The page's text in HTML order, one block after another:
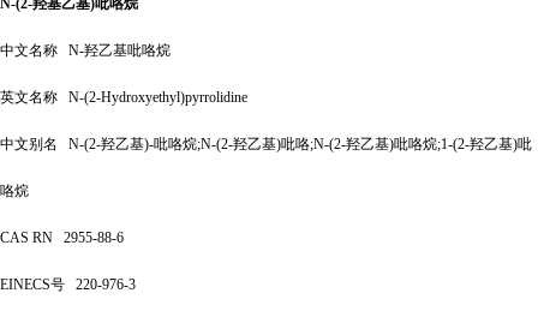
N-(2-羟基乙基)吡咯烷
中文名称 N-羟乙基吡咯烷
英文名称 N-(2-Hydroxyethyl)pyrrolidine
中文别名 N-(2-羟乙基)-吡咯烷;N-(2-羟乙基)吡咯;N-(2-羟乙基)吡咯烷;1-(2-羟乙基)吡
咯烷
CAS RN 2955-88-6
EINECS号 220-976-3